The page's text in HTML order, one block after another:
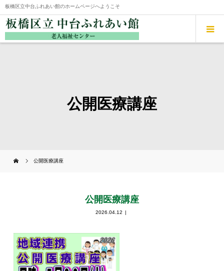
板橋区立中台ふれあい館のホームページへようこそ
公開医療講座
公開医療講座
公開医療講座
2026.04.12